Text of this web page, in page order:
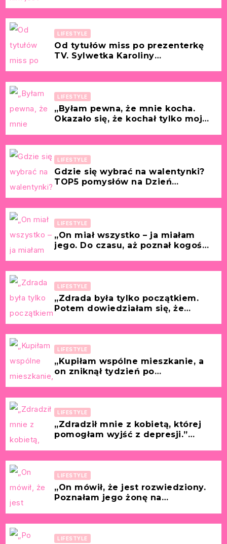
LIFESTYLE
Od tytułów miss po prezenterkę
TV. Sylwetka Karoliny
LIFESTYLE
„Byłam pewna, że mnie kocha.
Okazało się, że kochał tylko moje
LIFESTYLE
Gdzie się wybrać na walentynki?
TOP5 pomysłów na Dzień
LIFESTYLE
„On miał wszystko – ja miałam
jego. Do czasu, aż poznał kogoś
LIFESTYLE
„Zdrada była tylko początkiem.
Potem dowiedziałam się, że
LIFESTYLE
„Kupiłam wspólne mieszkanie, a
on zniknął tydzień po
LIFESTYLE
„Zdradził mnie z kobietą, której
pomogłam wyjść z depresji.”
LIFESTYLE
„On mówił, że jest rozwiedziony.
Poznałam jego żonę na
LIFESTYLE